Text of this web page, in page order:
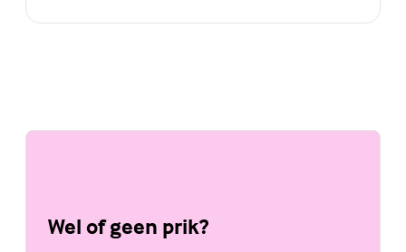
Wel of geen prik?